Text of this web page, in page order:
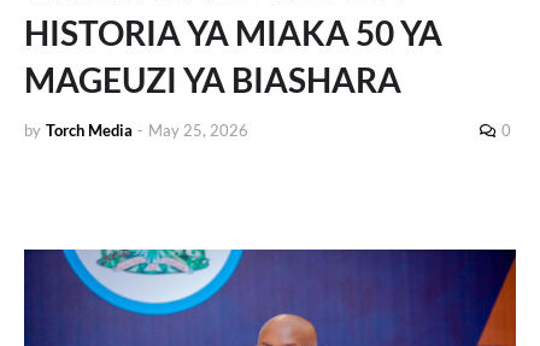
HISTORIA YA MIAKA 50 YA
MAGEUZI YA BIASHARA
by Torch Media - May 25, 2026 0